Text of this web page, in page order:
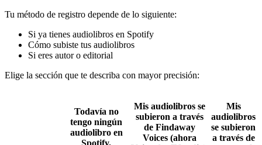
Tu método de registro depende de lo siguiente:
Si ya tienes audiolibros en Spotify
Cómo subiste tus audiolibros
Si eres autor o editorial
Elige la sección que te describa con mayor precisión:
Todavía no
tengo ningún
audiolibro en
Spotify.
Mis audiolibros se
subieron a través
de Findaway
Voices (ahora
Mis
audiolibros
se subieron
a través de